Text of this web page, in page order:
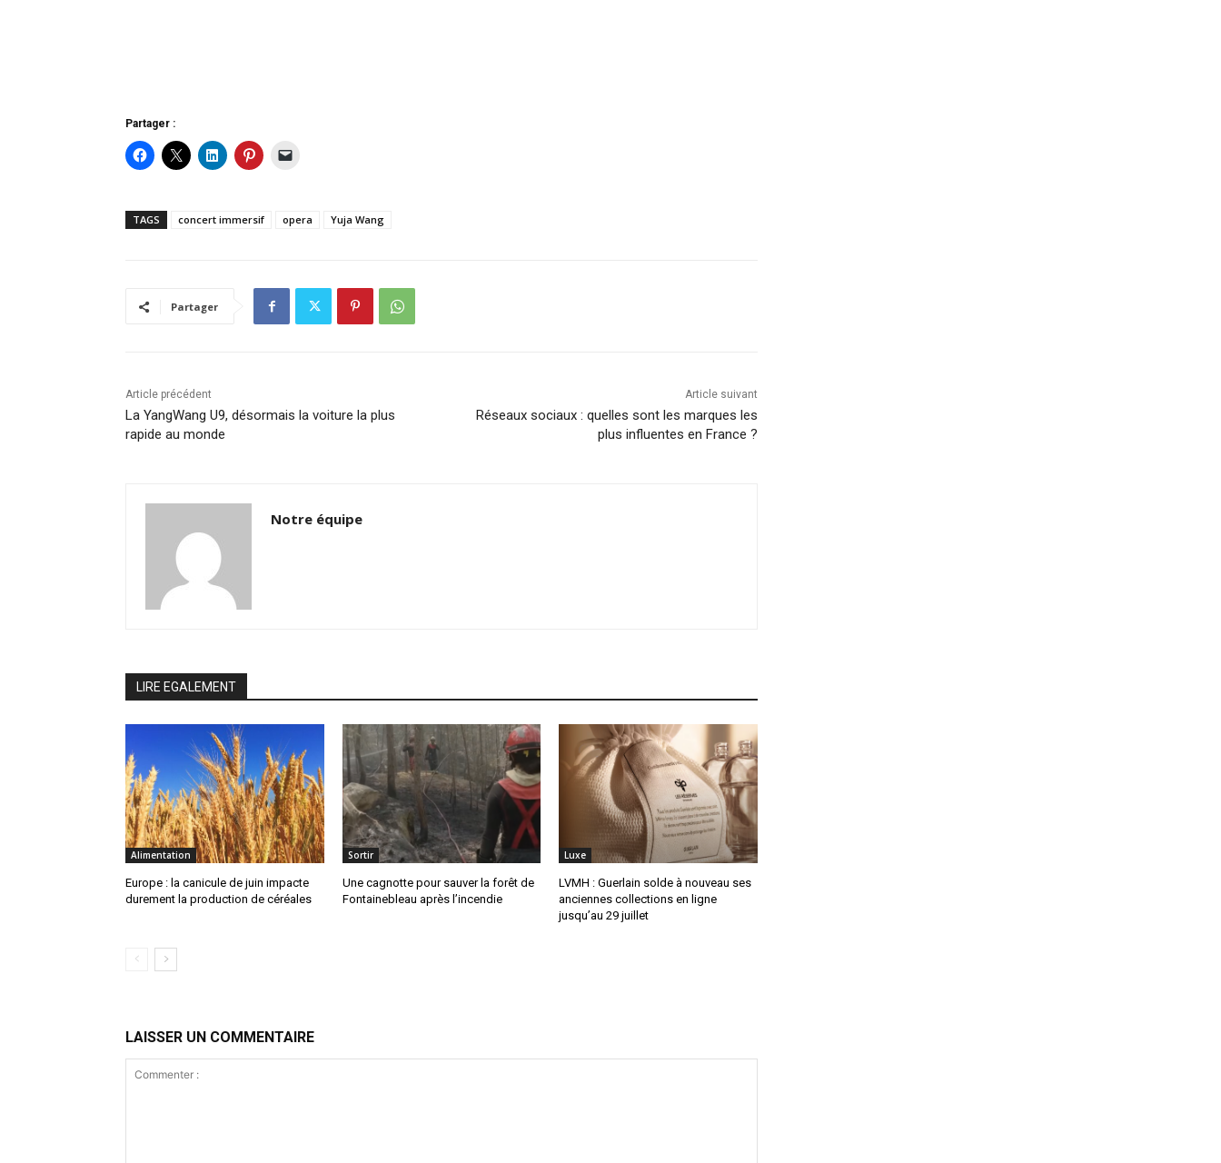
Partager :
TAGS concert immersif opera Yuja Wang
Partager
Article précédent
La YangWang U9, désormais la voiture la plus
rapide au monde
Article suivant
Réseaux sociaux : quelles sont les marques les
plus influentes en France ?
Notre équipe
LIRE EGALEMENT
Alimentation
Europe : la canicule de juin impacte
durement la production de céréales
Sortir
Une cagnotte pour sauver la forêt de
Fontainebleau après l’incendie
Luxe
LVMH : Guerlain solde à nouveau ses
anciennes collections en ligne
jusqu’au 29 juillet
LAISSER UN COMMENTAIRE